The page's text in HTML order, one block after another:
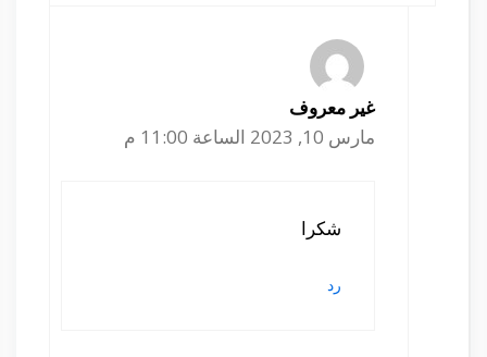
غير معروف
مارس 10, 2023 الساعة 11:00 م
شكرا
رد